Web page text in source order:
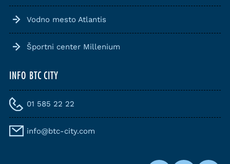
Vodno mesto Atlantis
Športni center Millenium
INFO BTC CITY
01 585 22 22
info@btc-city.com